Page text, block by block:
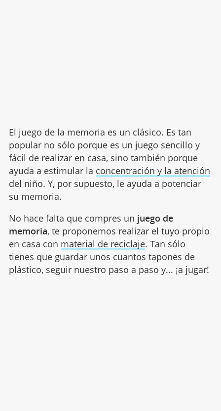
El juego de la memoria es un clásico. Es tan
popular no sólo porque es un juego sencillo y
fácil de realizar en casa, sino también porque
ayuda a estimular la concentración y la atención
del niño. Y, por supuesto, le ayuda a potenciar
su memoria.
No hace falta que compres un juego de
memoria, te proponemos realizar el tuyo propio
en casa con material de reciclaje. Tan sólo
tienes que guardar unos cuantos tapones de
plástico, seguir nuestro paso a paso y... ¡a jugar!